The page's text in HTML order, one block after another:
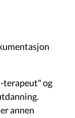
terapeut" og
annen